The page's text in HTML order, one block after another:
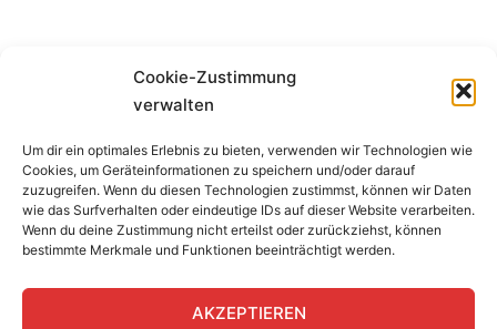
Cookie-Zustimmung
verwalten
Um dir ein optimales Erlebnis zu bieten, verwenden wir Technologien wie
Cookies, um Geräteinformationen zu speichern und/oder darauf
zuzugreifen. Wenn du diesen Technologien zustimmst, können wir Daten
wie das Surfverhalten oder eindeutige IDs auf dieser Website verarbeiten.
Wenn du deine Zustimmung nicht erteilst oder zurückziehst, können
bestimmte Merkmale und Funktionen beeinträchtigt werden.
AKZEPTIEREN
BEWERTUNG SEGELSCHULE